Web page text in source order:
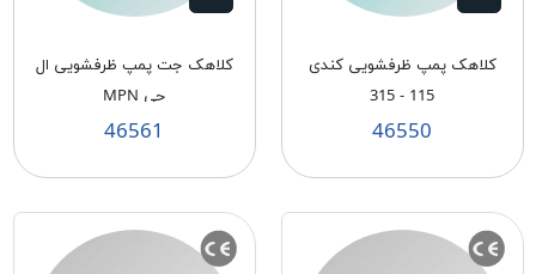
کلاهک پمپ ظرفشویی کندی
115 - 315
46550
کلاهک جت پمپ ظرفشویی ال
جی MPN
46561